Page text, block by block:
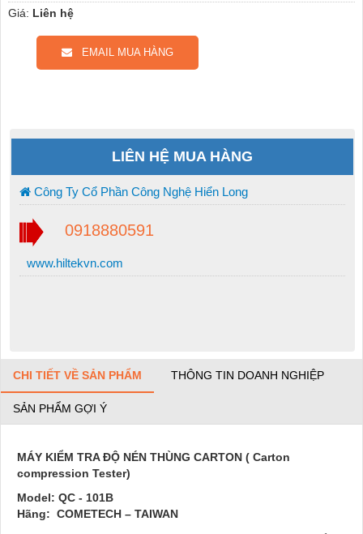
Giá: Liên hệ
EMAIL MUA HÀNG
LIÊN HỆ MUA HÀNG
Công Ty Cổ Phần Công Nghệ Hiển Long
0918880591
www.hiltekvn.com
CHI TIẾT VỀ SẢN PHẨM THÔNG TIN DOANH NGHIỆP
SẢN PHẨM GỢI Ý
MÁY KIỂM TRA ĐỘ NÉN THÙNG CARTON ( Carton
compression Tester)
Model: QC - 101B
Hãng: COMETECH – TAIWAN